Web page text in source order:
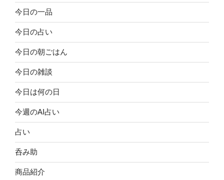
今日の一品
今日の占い
今日の朝ごはん
今日の雑談
今日は何の日
今週のAI占い
占い
呑み助
商品紹介